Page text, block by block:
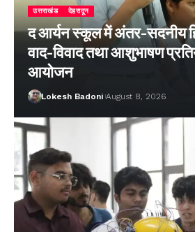
उत्तराखंड देहरादून
द आर्यन स्कूल में अंतर-सदनीय
वाद-विवाद तथा आशुभाषण
आयोजन
Lokesh Badoni August 8, 2026